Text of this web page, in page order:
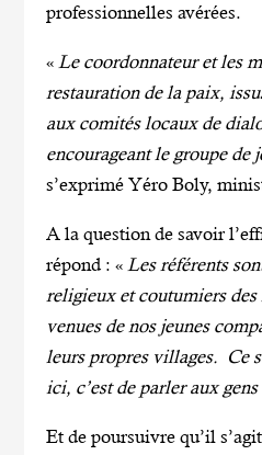
professionnelles avérées.
« Le coordonnateur et les
restauration de la paix,
aux comités locaux de
encourageant le groupe de
s’exprimé Yéro Boly,
A la question de savoir
répond : « Les référents
religieux et coutumiers
venues de nos jeunes
leurs propres villages. Ce
ici, c’est de parler aux
Et de poursuivre qu’il